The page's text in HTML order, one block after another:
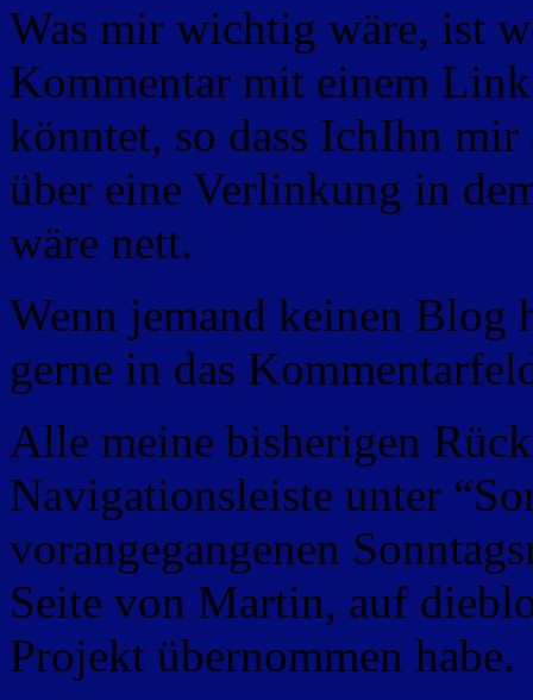
Was mir wichtig wäre, ist
Kommentar mit einem Link
könntet, so dass IchIhn mir
über eine Verlinkung in
wäre nett.
Wenn jemand keinen Blog
gerne in das
Alle meine bisherigen
Navigationsleiste unter
vorangegangenen
Seite von Martin, auf
Projekt übernommen habe.